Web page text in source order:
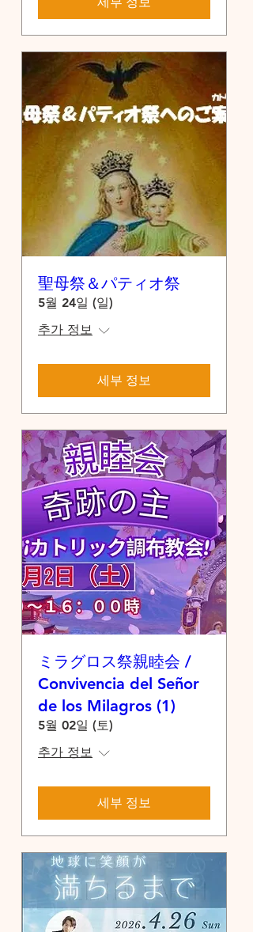
聖母祭＆パティオ祭
5월 24일 (일)
추가 정보
세부 정보
ミラグロス祭親睦会 /
Convivencia del Señor
de los Milagros (1)
5월 02일 (토)
추가 정보
세부 정보